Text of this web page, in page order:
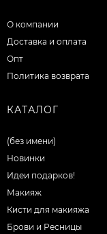
О компании
Доставка и оплата
Опт
Политика возврата
КАТАЛОГ
(без имени)
Новинки
Идеи подарков!
Макияж
Кисти для макияжа
Брови и Ресницы